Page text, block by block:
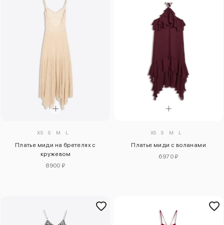
XS S M L
Платье миди на бретелях с
кружевом
8900 ₽
XS S M L
Платье миди с воланами
6970 ₽